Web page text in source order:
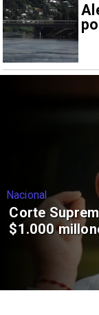
Nacional
Corte
$1.000